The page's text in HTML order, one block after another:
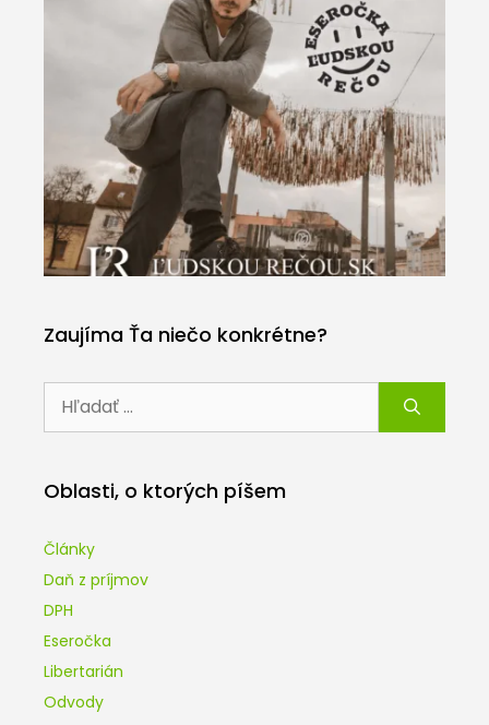
Zaujíma Ťa niečo konkrétne?
Oblasti, o ktorých píšem
Články
Daň z príjmov
DPH
Eseročka
Libertarián
Odvody